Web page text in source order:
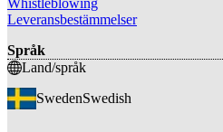
Whistleblowing
Leveransbestämmelser
Språk
Land/språk
SwedenSwedish